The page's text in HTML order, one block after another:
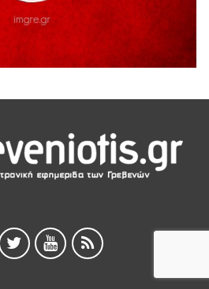
του Α΄ κλάδου ύδρευσης
του «Πολιτιστικού
βραβευμένη ταινία «Μικρές